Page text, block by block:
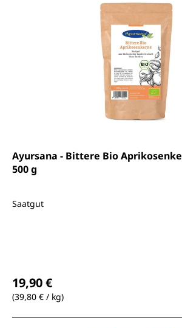
Ayursana - Bittere Bio
500 g
Saatgut
19,90 €
(39,80 € / kg)